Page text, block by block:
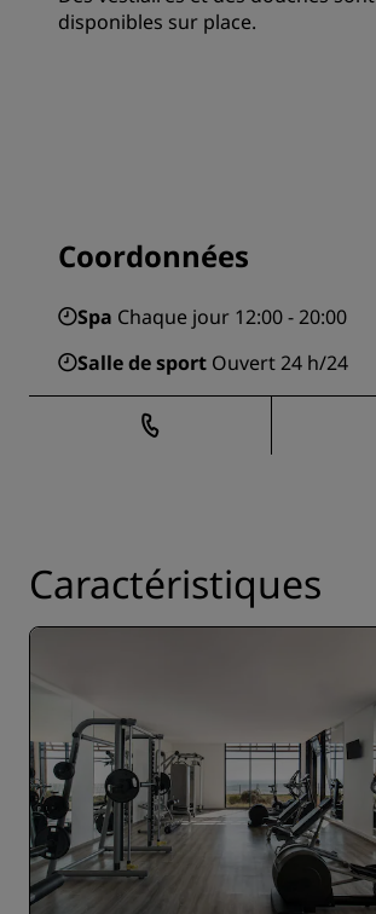
disponibles sur place.
Coordonnées
Spa Chaque jour 12:00 - 20:00
Salle de sport Ouvert 24 h/24
Caractéristiques